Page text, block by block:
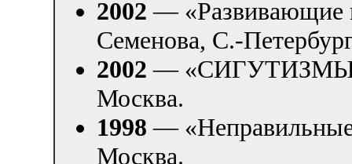
2002 — «Развивающие
Семенова, С.-
2002 — «СИГУТИЗМЫ».
Москва.
1998 —
Москва.